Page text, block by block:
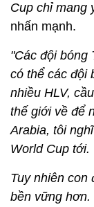
Cup chỉ mang
nhấn mạnh.
"Các đội bóng
có thể các đội
nhiều HLV,
thế giới về để
Arabia, tôi
World Cup tới.
Tuy nhiên con
bền vững hơn.